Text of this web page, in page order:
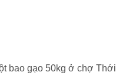
bao gạo 50kg ở chợ Thới